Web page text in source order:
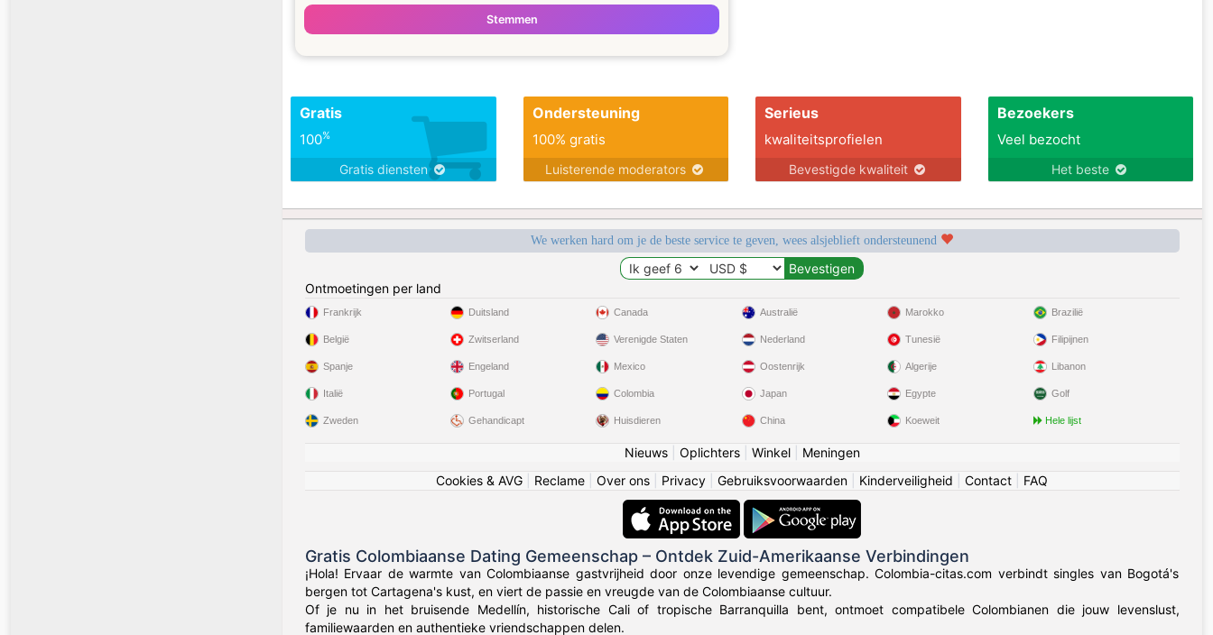
Stemmen
Gratis
100%
Gratis diensten
Ondersteuning
100% gratis
Luisterende moderators
Serieus
kwaliteitsprofielen
Bevestigde kwaliteit
Bezoekers
Veel bezocht
Het beste
We werken hard om je de beste service te geven, wees alsjeblieft ondersteunend
Ontmoetingen per land
Frankrijk
België
Spanje
Italië
Zweden
Duitsland
Zwitserland
Engeland
Portugal
Gehandicapt
Canada
Verenigde Staten
Mexico
Colombia
Huisdieren
Australië
Nederland
Oostenrijk
Japan
China
Marokko
Tunesië
Algerije
Egypte
Koeweit
Brazilië
Filipijnen
Libanon
Golf
Hele lijst
Nieuws| Oplichters| Winkel| Meningen
Cookies & AVG
Reclame Over ons Privacy Gebruiksvoorwaarden Kinderveiligheid Contact FAQ
Gratis Colombiaanse Dating Gemeenschap – Ontdek Zuid-Amerikaanse Verbindingen
¡Hola! Ervaar de warmte van Colombiaanse gastvrijheid door onze levendige gemeenschap. Colombia-citas.com verbindt singles van Bogotá's
bergen tot Cartagena's kust, en viert de passie en vreugde van de Colombiaanse cultuur.
Of je nu in het bruisende Medellín, historische Cali of tropische Barranquilla bent, ontmoet compatibele Colombianen die jouw levenslust,
familiewaarden en authentieke vriendschappen delen.